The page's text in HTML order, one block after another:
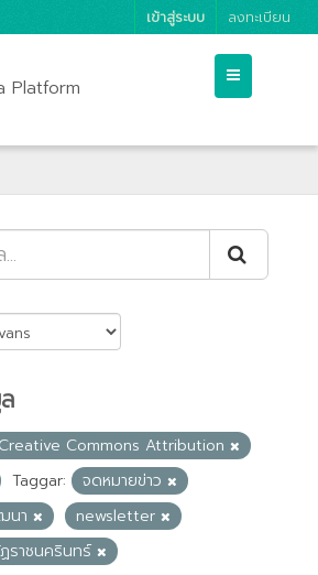
เข้าสู่ระบบ ลงทะเบียน
Platform
Creative Commons Attribution
Taggar:
จดหมายข่าว
นา
newsletter
ราชนครินทร์